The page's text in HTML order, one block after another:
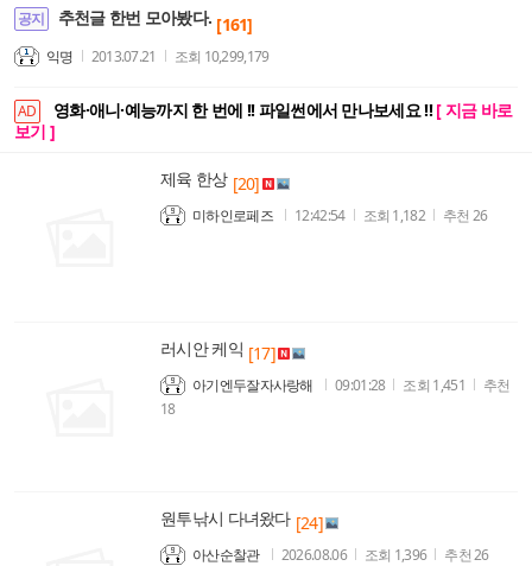
공지 추천글 한번 모아봤다. [161]
익명 2013.07.21 조회 10,299,179
AD 영화·애니·예능까지 한 번에 !! 파일썬에서 만나보세요 !! [ 지금 바로
보기 ]
제육 한상 [20]
미하인로페즈 12:42:54 조회 1,182 추천 26
러시안 케익 [17]
아기엔두잘자사랑해 09:01:28 조회 1,451
추천
18
원투낚시 다녀왔다 [24]
아산순찰관 2026.08.06 조회 1,396 추천26